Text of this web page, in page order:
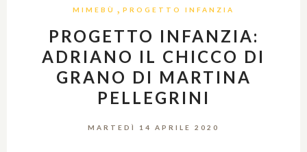
MIMEBÙ , PROGETTO INFANZIA
PROGETTO INFANZIA:
ADRIANO IL CHICCO DI
GRANO DI MARTINA
PELLEGRINI
MARTEDÌ 14 APRILE 2020